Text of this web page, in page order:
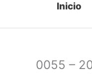
Inicio
0055 –